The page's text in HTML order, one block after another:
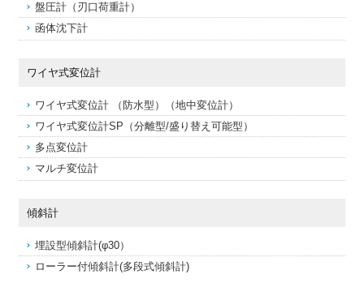
盤圧計（刃口荷重計）
函体沈下計
ワイヤ式変位計
ワイヤ式変位計 （防水型）（地中変位計）
ワイヤ式変位計SP（分離型/盛り替え可能型）
多点変位計
マルチ変位計
傾斜計
埋設型傾斜計(φ30）
ローラー付傾斜計(多段式傾斜計)